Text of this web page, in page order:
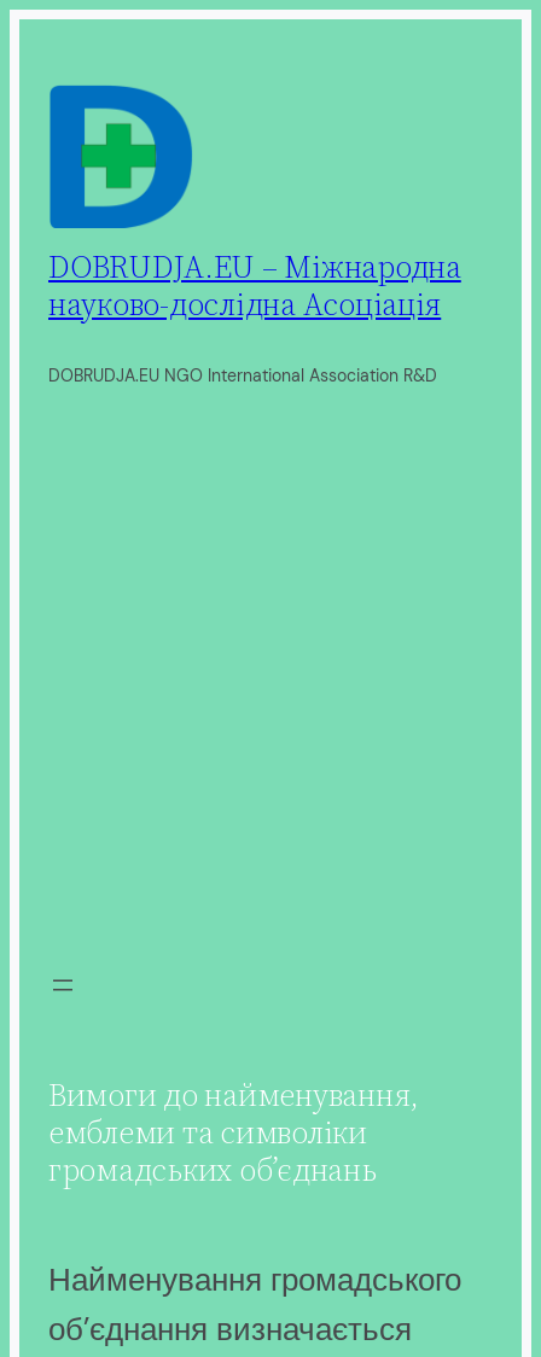
вмісту
DOBRUDJA.EU – Міжнародна
науково-дослідна Асоціація
DOBRUDJA.EU NGO International Association R&D
Вимоги до найменування,
емблеми та символіки
громадських об’єднань
Найменування громадського
об’єднання визначається